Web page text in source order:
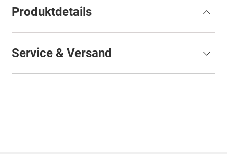
Produktdetails
Service & Versand